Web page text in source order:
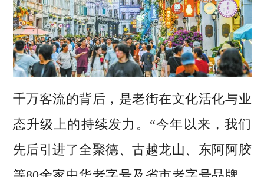
千万客流的背后，是老街在文化活化与业
态升级上的持续发力。“今年以来，我们
先后引进了全聚德、古越龙山、东阿阿胶